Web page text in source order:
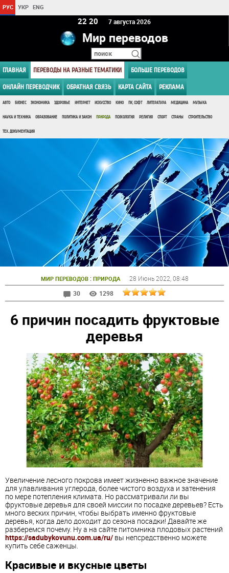
РУС УКР ENG
22 20 7 августа 2026
Мир переводов
ГЛАВНАЯ ПЕРЕВОДЫ НА РАЗНЫЕ ТЕМАТИКИ БОЛЬШЕ ПЕРЕВОДОВ
ОНЛАЙН ПЕРЕВОДЧИК ОБРАТНАЯ СВЯЗЬ КАРТА САЙТА РЕКЛАМА
АВТО БИЗНЕС ЭКОНОМИКА ЗДОРОВЬЕ ИНТЕРНЕТ ИСКУССТВО КИНО ПК, СОФТ ЛИТЕРАТУРА МЕДИЦИНА МУЗЫКА
НАУКА И ТЕХНИКА ОБРАЗОВАНИЕ ПОЛИТИКА И ЗАКОН ПРИРОДА ПСИХОЛОГИЯ РЕЛИГИЯ СПОРТ СТРАНЫ СТРОИТЕЛЬСТВО
ТЕХ. ДОКУМЕНТАЦИЯ
МИР ПЕРЕВОДОВ: ПРИРОДА 28 Июнь 2022 , 08:48
30
1298
6 причин посадить фруктовые
деревья
Увеличение лесного покрова имеет жизненно важное значение
для улавливания углерода, более чистого воздуха и затенения
по мере потепления климата. Но рассматривали ли вы
фруктовые деревья для своей миссии по посадке деревьев? Есть
много веских причин, чтобы выбрать именно фруктовые
деревья, когда дело доходит до сезона посадки! Давайте же
разберемся почему. Ну а на сайте питомника плодовых растений
https://sadubykovunu.com.ua/ru/ вы непсредственно можете
купить себе саженцы.
Красивые и вкусные цветы